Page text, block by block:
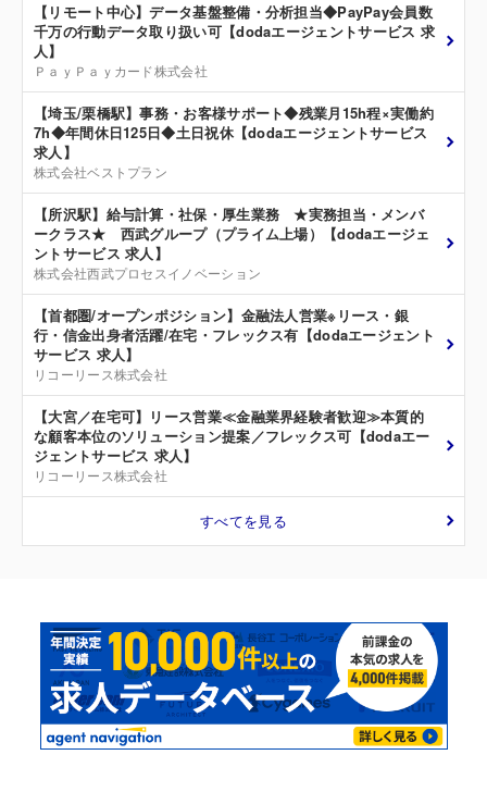
【リモート中心】データ基盤整備・分析担当◆PayPay会員数
千万の行動データ取り扱い可【dodaエージェントサービス 求
人】
ＰａｙＰａｙカード株式会社
【埼玉/栗橋駅】事務・お客様サポート◆残業月15h程×実働約
7h◆年間休日125日◆土日祝休【dodaエージェントサービス
求人】
株式会社ベストプラン
【所沢駅】給与計算・社保・厚生業務 ★実務担当・メンバ
ークラス★ 西武グループ（プライム上場）【dodaエージェ
ントサービス 求人】
株式会社西武プロセスイノベーション
【首都圏/オープンポジション】金融法人営業※リース・銀
行・信金出身者活躍/在宅・フレックス有【dodaエージェント
サービス 求人】
リコーリース株式会社
【大宮／在宅可】リース営業≪金融業界経験者歓迎≫本質的
な顧客本位のソリューション提案／フレックス可【dodaエー
ジェントサービス 求人】
リコーリース株式会社
すべてを見る